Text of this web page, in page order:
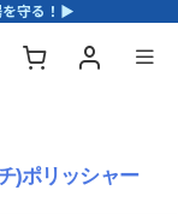
を守る！▶
)ポリッシャー